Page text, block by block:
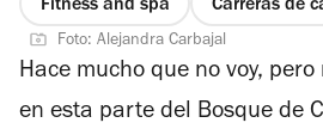
Fitness and spa Carreras de
Foto: Alejandra Carbajal
Hace mucho que no voy,
en esta parte del Bosque de